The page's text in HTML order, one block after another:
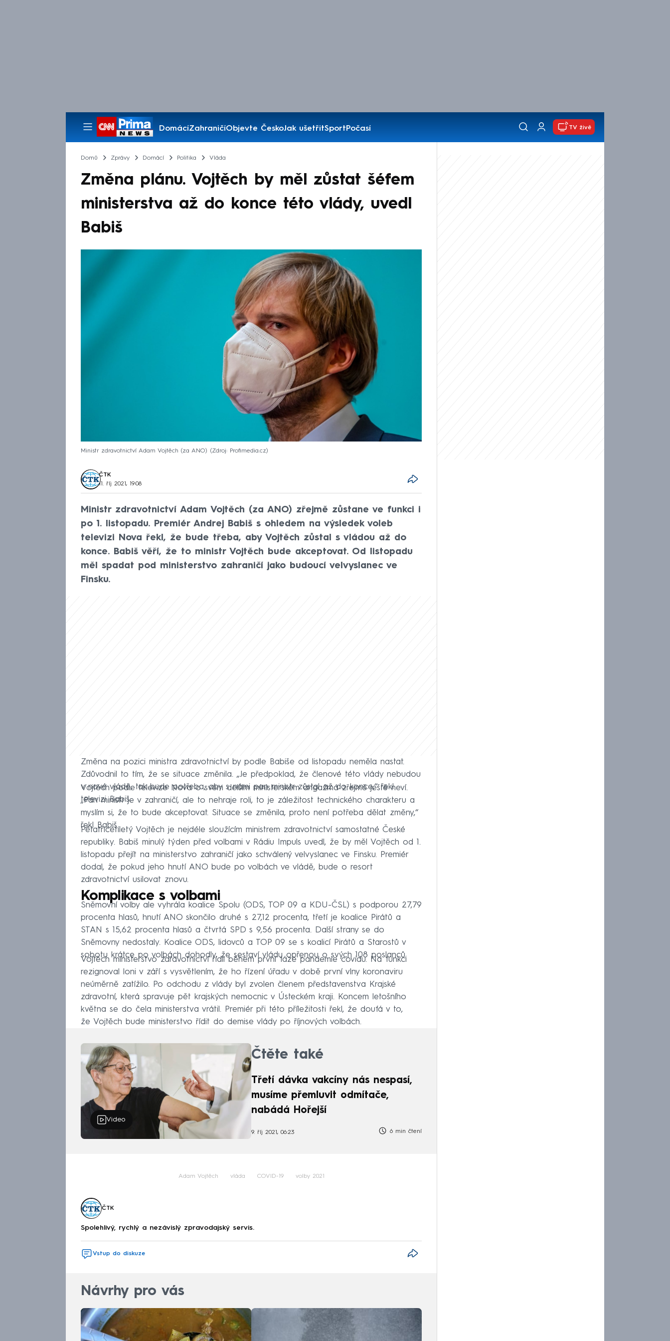
DomácíZahraničíObjevte ČeskoJak ušetřitSportPočasí
Pořady
TV živě
Domů Zprávy Domácí Politika Vláda
Změna plánu. Vojtěch by měl zůstat šéfem
ministerstva až do konce této vlády, uvedl
Babiš
Ministr zdravotnictví Adam Vojtěch (za ANO) Zdroj: Profimedia.cz
ČTK
11. říj 2021, 19:08
Ministr zdravotnictví Adam Vojtěch (za ANO) zřejmě zůstane ve funkci i
po 1. listopadu. Premiér Andrej Babiš s ohledem na výsledek voleb
televizi Nova řekl, že bude třeba, aby Vojtěch zůstal s vládou až do
konce. Babiš věří, že to ministr Vojtěch bude akceptovat. Od listopadu
měl spadat pod ministerstvo zahraničí jako budoucí velvyslanec ve
Finsku.
Změna na pozici ministra zdravotnictví by podle Babiše od listopadu neměla nastat.
Zdůvodnil to tím, že se situace změnila. „Je předpoklad, že členové této vlády nebudou
v nové vládě, tak bude potřeba, aby s námi pan ministr zůstal až do konce,“ řekl
televizi Babiš.
Vojtěch podle televize Nova o svém delším ministerském angažmá zřejmě ještě neví.
„Pan ministr je v zahraničí, ale to nehraje roli, to je záležitost technického charakteru a
myslím si, že to bude akceptovat. Situace se změnila, proto není potřeba dělat změny,“
řekl Babiš.
Pětatřicetiletý Vojtěch je nejdéle sloužícím ministrem zdravotnictví samostatné České
republiky. Babiš minulý týden před volbami v Rádiu Impuls uvedl, že by měl Vojtěch od 1.
listopadu přejít na ministerstvo zahraničí jako schválený velvyslanec ve Finsku. Premiér
dodal, že pokud jeho hnutí ANO bude po volbách ve vládě, bude o resort
zdravotnictví usilovat znovu.
Komplikace s volbami
Sněmovní volby ale vyhrála koalice Spolu (ODS, TOP 09 a KDU-ČSL) s podporou 27,79
procenta hlasů, hnutí ANO skončilo druhé s 27,12 procenta, třetí je koalice Pirátů a
STAN s 15,62 procenta hlasů a čtvrtá SPD s 9,56 procenta. Další strany se do
Sněmovny nedostaly. Koalice ODS, lidovců a TOP 09 se s koalicí Pirátů a Starostů v
sobotu krátce po volbách dohodly, že sestaví vládu opřenou o svých 108 poslanců.
Vojtěch ministerstvo zdravotnictví řídil během první fáze pandemie covidu. Na funkci
rezignoval loni v září s vysvětlením, že ho řízení úřadu v době první vlny koronaviru
neúměrně zatížilo. Po odchodu z vlády byl zvolen členem představenstva Krajské
zdravotní, která spravuje pět krajských nemocnic v Ústeckém kraji. Koncem letošního
května se do čela ministerstva vrátil. Premiér při této příležitosti řekl, že doufá v to,
že Vojtěch bude ministerstvo řídit do demise vlády po říjnových volbách.
Video
Čtěte také
Třetí dávka vakcíny nás nespasí,
musíme přemluvit odmítače,
nabádá Hořejší
9. říj 2021, 06:23 6 min čtení
Adam Vojtěch vláda COVID-19 volby 2021
ČTK
Spolehlivý, rychlý a nezávislý zpravodajský servis.
Vstup do diskuze
Návrhy pro vás